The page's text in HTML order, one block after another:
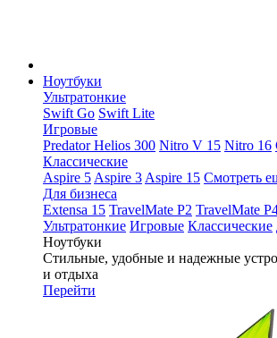
Ноутбуки
Ультратонкие
Swift Go Swift Lite
Игровые
Predator Helios 300 Nitro V 15 Nitro 16
Классические
Aspire 5 Aspire 3 Aspire 15 Смотреть
Для бизнеса
Extensa 15 TravelMate P2 TravelMate
Ультратонкие Игровые Классические
Ноутбуки
Стильные, удобные и надежные
и отдыха
Перейти